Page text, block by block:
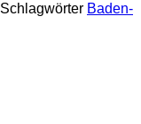
Schlagwörter Baden-